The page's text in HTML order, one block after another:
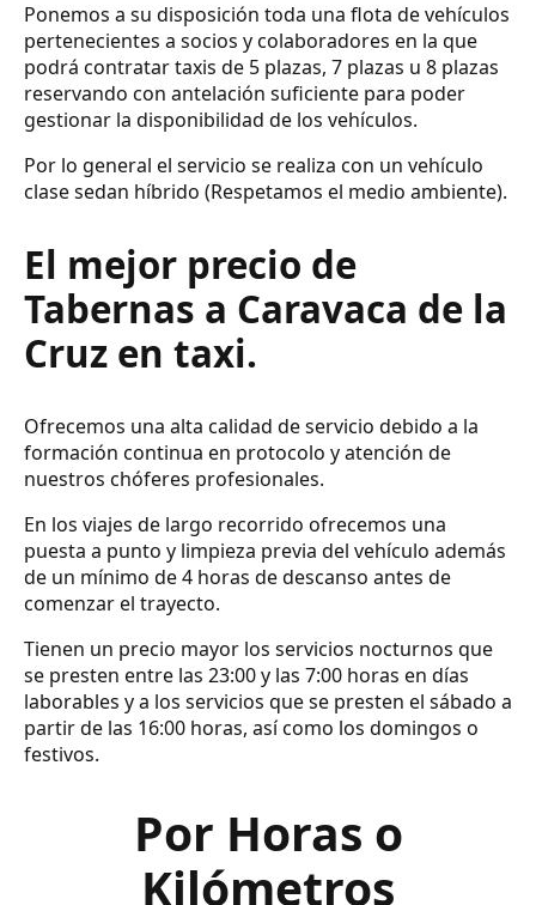
Ponemos a su disposición toda una flota de vehículos
pertenecientes a socios y colaboradores en la que
podrá contratar taxis de 5 plazas, 7 plazas u 8 plazas
reservando con antelación suficiente para poder
gestionar la disponibilidad de los vehículos.
Por lo general el servicio se realiza con un vehículo
clase sedan híbrido (Respetamos el medio ambiente).
El mejor precio de
Tabernas a Caravaca de la
Cruz en taxi.
Ofrecemos una alta calidad de servicio debido a la
formación continua en protocolo y atención de
nuestros chóferes profesionales.
En los viajes de largo recorrido ofrecemos una
puesta a punto y limpieza previa del vehículo además
de un mínimo de 4 horas de descanso antes de
comenzar el trayecto.
Tienen un precio mayor los servicios nocturnos que
se presten entre las 23:00 y las 7:00 horas en días
laborables y a los servicios que se presten el sábado a
partir de las 16:00 horas, así como los domingos o
festivos.
Por Horas o
Kilómetros